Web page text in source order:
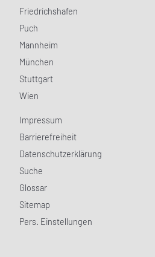
Friedrichshafen
Puch
Mannheim
München
Stuttgart
Wien
Impressum
Barrierefreiheit
Datenschutzerklärung
Suche
Glossar
Sitemap
Pers. Einstellungen